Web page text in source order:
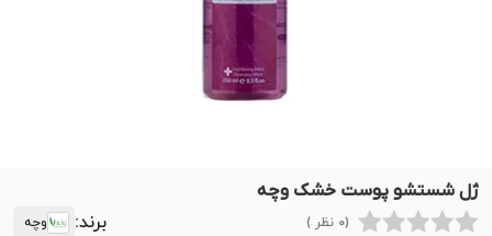
ژل شستشو پوست خشک وچه
(0 نظر ) برند: وچه